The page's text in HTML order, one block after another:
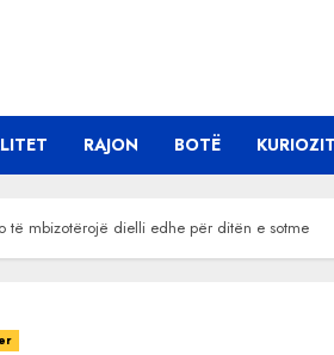
RAJON BOTË
të mbizotërojë dielli edhe për ditën e sotme